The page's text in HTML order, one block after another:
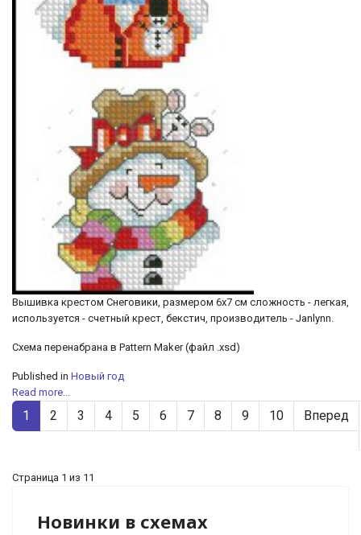
Вышивка крестом Снеговики, размером 6х7 см сложность - легкая,
используется - счетный крест, бекстич, производитель - Janlynn.
Схема перенабрана в Pattern Maker (файл .xsd)
Published in Новый год
Read more...
1 2 3 4 5 6 7 8 9 10 Вперед
Страница 1 из 11
Новинки в схемах